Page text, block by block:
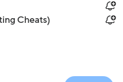
Cheats)